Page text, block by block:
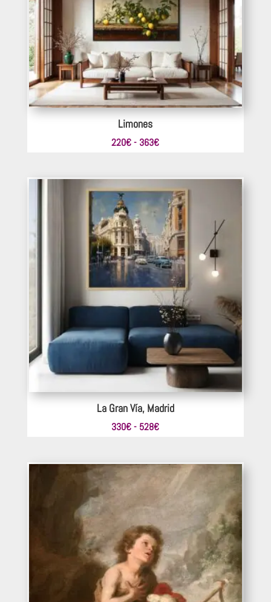
hasta
341€
Limones
220€ - 363€Rango
desde
220€
hasta
363€
La Gran Vía, Madrid
330€ - 528€Rango
desde
330€